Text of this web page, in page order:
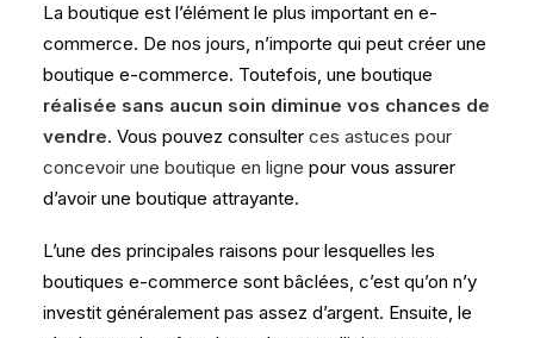
La boutique est l’élément le plus important en e-
commerce. De nos jours, n’importe qui peut créer une
boutique e-commerce. Toutefois, une boutique
réalisée sans aucun soin diminue vos chances de
vendre. Vous pouvez consulter ces astuces pour
concevoir une boutique en ligne pour vous assurer
d’avoir une boutique attrayante.
L’une des principales raisons pour lesquelles les
boutiques e-commerce sont bâclées, c’est qu’on n’y
investit généralement pas assez d’argent. Ensuite, le